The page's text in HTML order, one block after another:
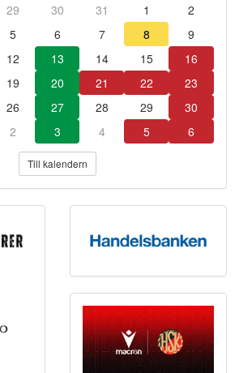
29 30 31 1
2
5 6 7 8
9
12 13 14 15
16
19 20 21 22
23
26 27 28 29
30
2 3 4 5 6
Till kalendern